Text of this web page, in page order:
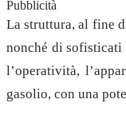
Pubblicità
La struttura, al fine
nonché di sofisticati
l’operatività,
gasolio, con una